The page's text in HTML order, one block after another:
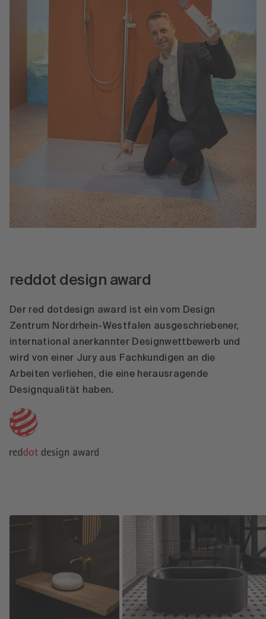
reddot design award
Der red dotdesign award ist ein vom Design
Zentrum Nordrhein-Westfalen ausgeschriebener,
international anerkannter Designwettbewerb und
wird von einer Jury aus Fachkundigen an die
Arbeiten verliehen, die eine herausragende
Designqualität haben.